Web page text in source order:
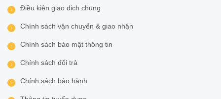
Điều kiện giao dịch chung
Chính sách vận chuyển & giao nhận
Chính sách bảo mật thông tin
Chính sách đổi trả
Chính sách bảo hành